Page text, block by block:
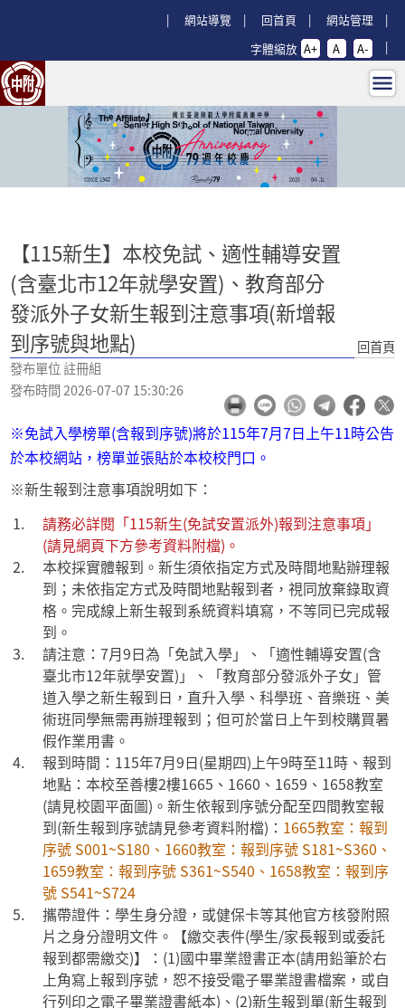
網站導覽
回首頁
網站管理
字體縮放 A+ A A-
【115新生】本校免試、適性輔導安
:::
【115新生】本校免試、適性輔導安置
(含臺北市12年就學安置)、教育部分
發派外子女新生報到注意事項(新增報
到序號與地點)
發布單位 註冊組
發布時間 2026-07-07 15:30:26
回首頁
※免試入學榜單(含報到序號)將於115年7月7日上午11時公告
於本校網站，榜單並張貼於本校校門口。
※新生報到注意事項說明如下：
請務必詳閱「115新生(免試安置派外)報到注意事項」
(請見網頁下方參考資料附檔)。
本校採實體報到。新生須依指定方式及時間地點辦理報
到；未依指定方式及時間地點報到者，視同放棄錄取資
格。完成線上新生報到系統資料填寫，不等同已完成報
到。
請注意：7月9日為「免試入學」、「適性輔導安置(含
臺北市12年就學安置)」、「教育部分發派外子女」管
道入學之新生報到日，直升入學、科學班、音樂班、美
術班同學無需再辦理報到；但可於當日上午到校購買暑
假作業用書。
報到時間：115年7月9日(星期四)上午9時至11時、報到
地點：本校至善樓2樓1665、1660、1659、1658教室
(請見校園平面圖)。新生依報到序號分配至四間教室報
到(新生報到序號請見參考資料附檔)： 1665教室：報到
序號 S001~S180、1660教室：報到序號 S181~S360、
1659教室：報到序號 S361~S540、1658教室：報到序
號 S541~S724
攜帶證件：學生身分證，或健保卡等其他官方核發附照
片之身分證明文件。【繳交表件(學生/家長報到或委託
報到都需繳交)】：(1)國中畢業證書正本(請用鉛筆於右
上角寫上報到序號，恕不接受電子畢業證書檔案，或自
行列印之電子畢業證書紙本)、(2)新生報到單(新生報到